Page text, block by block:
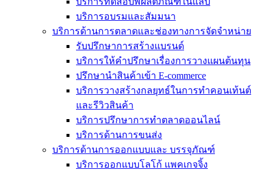
บริการอบรมและสัมมนา
บริการด้านการตลาดและช่องทางการจัดจำหน่าย
รับปรึกษาการสร้างแบรนด์
บริการให้คำปรึกษาเรื่องการวางแผนต้นทุน
ปรึกษานำสินค้าเข้า E-commerce
บริการวางสร้างกลยุทธ์ในการทำคอนเท้นต์
และรีวิวสินค้า
บริการปรึกษาการทำตลาดออนไลน์
บริการด้านการขนส่ง
บริการด้านการออกแบบและ บรรจุภัณฑ์
บริการออกแบบโลโก้ แพคเกจจิ้ง